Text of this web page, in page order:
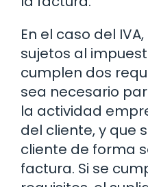
En el caso del
sujetos al
cumplen dos
sea necesario
la actividad
del cliente, y que
cliente de forma
factura. Si se